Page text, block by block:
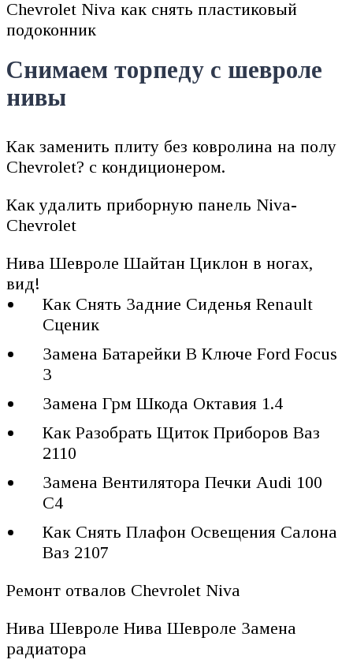
Chevrolet Niva как снять пластиковый
подоконник
Снимаем торпеду с шевроле
нивы
Как заменить плиту без ковролина на полу
Chevrolet? с кондиционером.
Как удалить приборную панель Niva-
Chevrolet
Нива Шевроле Шайтан Циклон в ногах,
вид!
Как Снять Задние Сиденья Renault
Сценик
Замена Батарейки В Ключе Ford Focus
3
Замена Грм Шкода Октавия 1.4
Как Разобрать Щиток Приборов Ваз
2110
Замена Вентилятора Печки Audi 100
С4
Как Снять Плафон Освещения Салона
Ваз 2107
Ремонт отвалов Chevrolet Niva
Нива Шевроле Нива Шевроле Замена
радиатора